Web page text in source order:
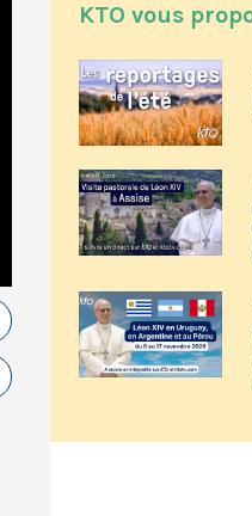
KTO vous